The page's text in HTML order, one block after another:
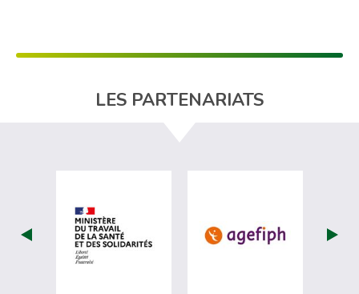
LES PARTENARIATS
visiter les site de Ministère du travail
visiter les